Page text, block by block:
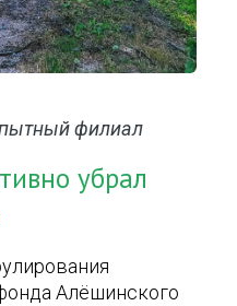
филиал
убрал
Алёшинского